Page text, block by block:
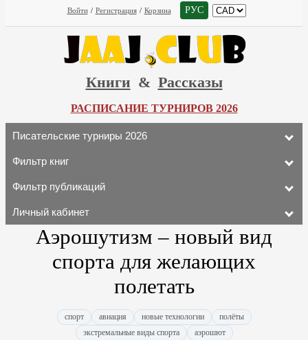
Войти / Регистрация / Корзина РУС
Книги & Рассказы
РАСПИСАНИЕ ТУРНИРОВ 2026
Писательские турниры 2026
Фильтр книг
Фильтр публикаций
Личный кабинет
Аэрошутизм – новый вид
спорта для желающих
полетать
спорт авиация новые технологии
полёты
экстремальные виды спорта
аэрошют